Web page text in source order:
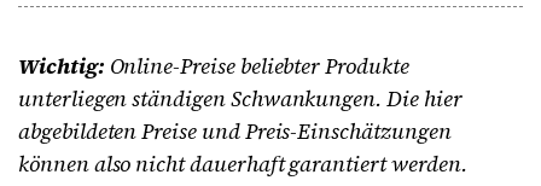
Wichtig: Online-Preise beliebter Produkte
unterliegen ständigen Schwankungen. Die hier
abgebildeten Preise und Preis-Einschätzungen
können also nicht dauerhaft garantiert werden.